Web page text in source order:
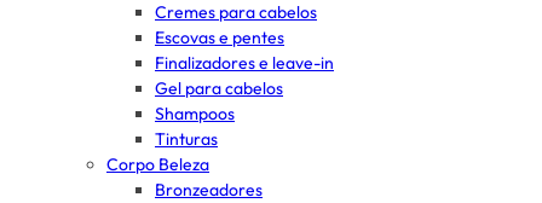
Cremes para cabelos
Escovas e pentes
Finalizadores e leave-in
Gel para cabelos
Shampoos
Tinturas
Corpo Beleza
Bronzeadores